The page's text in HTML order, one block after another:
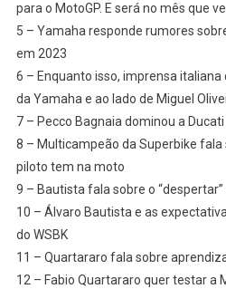
para o MotoGP. E será no mês que
5 – Yamaha responde rumores
em 2023
6 – Enquanto isso, imprensa
da Yamaha e ao lado de Miguel
7 – Pecco Bagnaia dominou a
8 – Multicampeão da Superbike fala
piloto tem na moto
9 – Bautista fala sobre o
10 – Álvaro Bautista e as
do WSBK
11 – Quartararo fala sobre
12 – Fabio Quartararo quer testar a